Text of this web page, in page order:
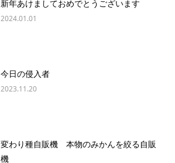
新年あけましておめでとうございます
2024.01.01
今日の侵入者
2023.11.20
変わり種自販機 本物のみかんを絞る自販
機